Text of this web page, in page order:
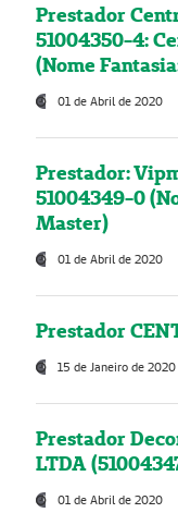
Prestador
51004350-4:
(Nome
01 de Abril de 2020
Prestador:
51004349-0
Master)
01 de Abril de 2020
Prestador
15 de Janeiro de 2020
Prestador
LTDA
01 de Abril de 2020